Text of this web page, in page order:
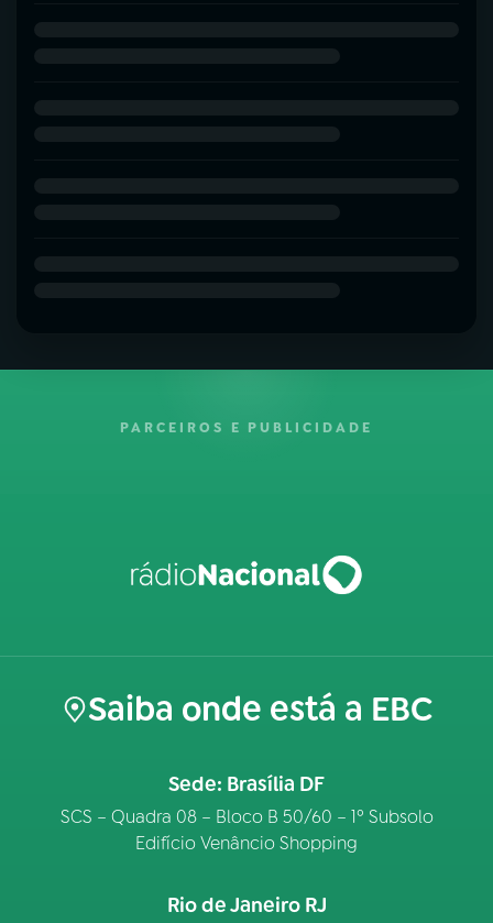
PARCEIROS E PUBLICIDADE
Saiba onde está a EBC
Sede: Brasília DF
SCS – Quadra 08 – Bloco B 50/60 – 1º Subsolo
Edifício Venâncio Shopping
Rio de Janeiro RJ